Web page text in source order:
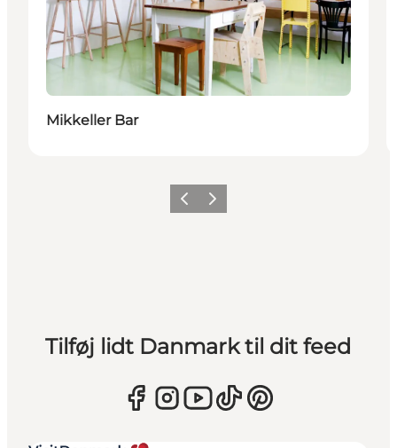
Mikkeller Bar
ForrigeNæste
Tilføj lidt Danmark til dit feed